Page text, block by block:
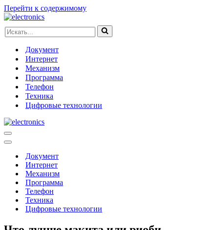
Перейти к содержимому
Искать...
Документ
Интернет
Механизм
Программа
Телефон
Техника
Цифровые технологии
Меню
навигации
Меню
навигацииДокумент
Интернет
Механизм
Программа
Телефон
Техника
Цифровые технологии